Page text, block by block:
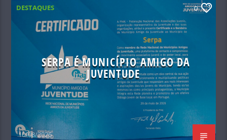
DESTAQUES 0
SERPA É MUNICÍPIO AMIGO DA
JUVENTUDE
10/08/2026